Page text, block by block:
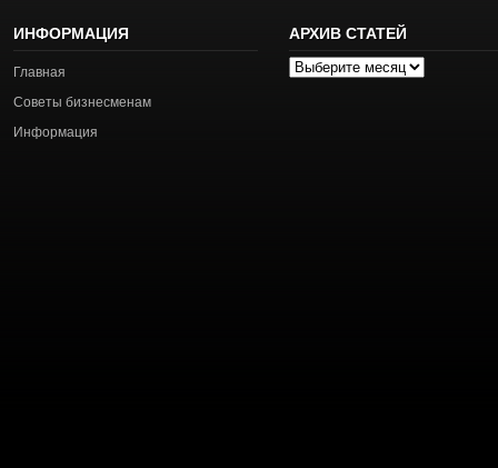
ИНФОРМАЦИЯ
Главная
Советы бизнесменам
Информация
АРХИВ СТАТЕЙ
Архив